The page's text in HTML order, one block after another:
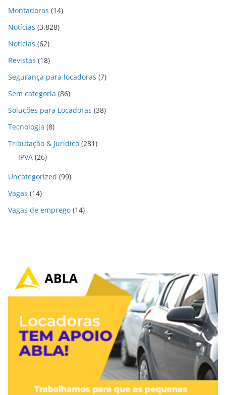
Montadoras (14)
Notícias (3.828)
Notícias (62)
Revistas (18)
Segurança para locadoras (7)
Sem categoria (86)
Soluções para Locadoras (38)
Tecnologia (8)
Tributação & Jurídico (281)
IPVA (26)
Uncategorized (99)
Vagas (14)
Vagas de emprego (14)